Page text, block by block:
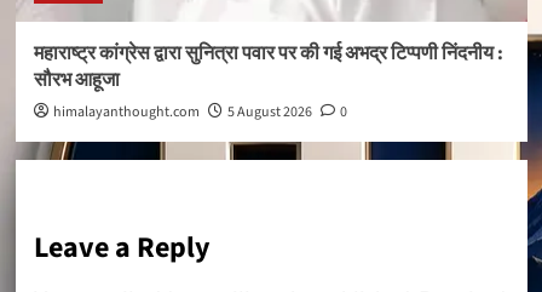
महाराष्ट्र कांग्रेस द्वारा सुनित्रा पवार पर की गई अभद्र टिप्पणी निंदनीय :
सौरभ आहूजा
himalayanthought.com 5 August 2026 0
Leave a Reply